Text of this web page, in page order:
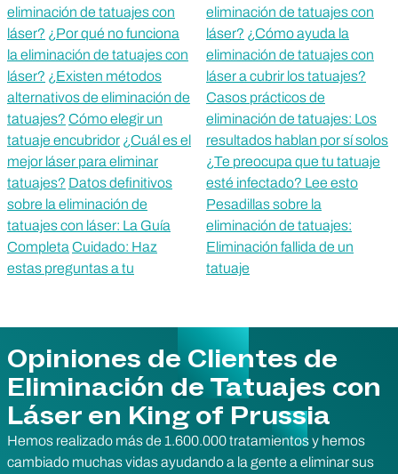
eliminación de tatuajes con
láser? ¿Por qué no funciona
la eliminación de tatuajes con
láser? ¿Existen métodos
alternativos de eliminación de
tatuajes? Cómo elegir un
tatuaje encubridor ¿Cuál es el
mejor láser para eliminar
tatuajes? Datos definitivos
sobre la eliminación de
tatuajes con láser: La Guía
Completa Cuidado: Haz
estas preguntas a tu
eliminación de tatuajes con
láser? ¿Cómo ayuda la
eliminación de tatuajes con
láser a cubrir los tatuajes?
Casos prácticos de
eliminación de tatuajes: Los
resultados hablan por sí solos
¿Te preocupa que tu tatuaje
esté infectado? Lee esto
Pesadillas sobre la
eliminación de tatuajes:
Eliminación fallida de un
tatuaje
Opiniones de Clientes de
Eliminación de Tatuajes con
Láser en King of Prussia
Hemos realizado más de 1.600.000 tratamientos y hemos
cambiado muchas vidas ayudando a la gente a eliminar sus